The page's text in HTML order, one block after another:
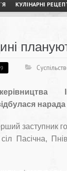
КУЛІНАРНІ
заступник
сіл Пасічна,